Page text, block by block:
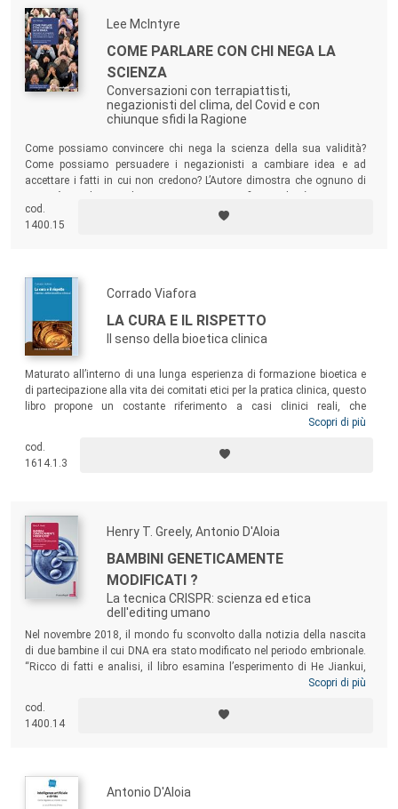
Lee Mclntyre
COME PARLARE CON CHI NEGA LA
SCIENZA
Conversazioni con terrapiattisti,
negazionisti del clima, del Covid e con
chiunque sfidi la Ragione
Come possiamo convincere chi nega la scienza della sua validità?
Come possiamo persuadere i negazionisti a cambiare idea e ad
accettare i fatti in cui non credono? L’Autore dimostra che ognuno di
farlo: se non lo facessimo, saremmo destinati alla rovina.
cod.
1400.15
Corrado Viafora
LA CURA E IL RISPETTO
Il senso della bioetica clinica
Maturato all’interno di una lunga esperienza di formazione bioetica e
di partecipazione alla vita dei comitati etici per la pratica clinica, questo
libro propone un costante riferimento a casi clinici reali, che
esemplificano i problemi etici dei più significativi contesti delle pratiche
che aiutano il confronto necessario a giustificare che cosa richieda, in
questi particolari contesti, il rispetto per la dignità del paziente come
Scopri di più
cod.
1614.1.3
Henry T. Greely, Antonio D'Aloia
BAMBINI GENETICAMENTE
MODIFICATI ?
La tecnica CRISPR: scienza ed etica
dell'editing umano
Nel novembre 2018, il mondo fu sconvolto dalla notizia della nascita
di due bambine il cui DNA era stato modificato nel periodo embrionale.
“Ricco di fatti e analisi, il libro esamina l’esperimento di He Jiankui,
spiega perché Greely ritiene che sia sbagliato, descrive la reazione del
futuro... Greely fornisce una raffinata interpretazione di questioni di
ampio respiro oggi in gioco” (
Scopri di più
cod.
1400.14
Antonio D'Aloia